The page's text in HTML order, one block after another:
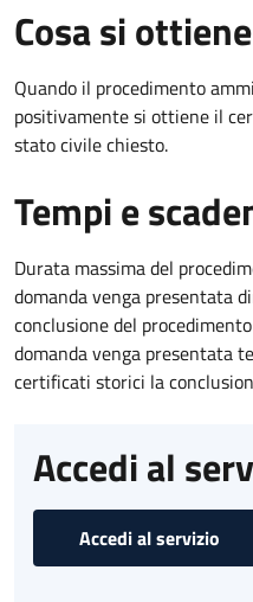
Cosa si ottiene
Quando il procedimento
positivamente si ottiene il
stato civile chiesto.
Tempi e
Durata massima del
domanda venga presentata
conclusione del
domanda venga presentata
certificati storici la
Accedi al
Accedi al servizio